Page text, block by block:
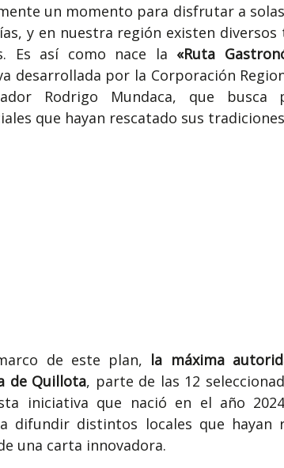
un momento para disfrutar a
y en nuestra región existen
Es así como nace la «Ruta
desarrollada por la Corporación
Rodrigo Mundaca, que
que hayan rescatado sus
de este plan, la máxima
de Quillota, parte de las 12
iniciativa que nació en el año
difundir distintos locales que hayan
una carta innovadora.